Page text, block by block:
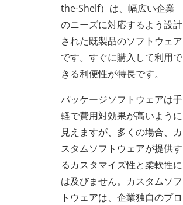
the-Shelf）は、幅広い企業
のニーズに対応するよう設計
された既製品のソフトウェア
です。すぐに購入して利用で
きる利便性が特長です。
パッケージソフトウェアは手
軽で費用対効果が高いように
見えますが、多くの場合、カ
スタムソフトウェアが提供す
るカスタマイズ性と柔軟性に
は及びません。カスタムソフ
トウェアは、企業独自のプロ